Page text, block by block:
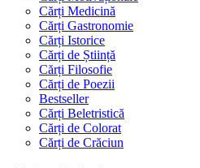
Cărți Medicină
Cărți Gastronomie
Cărți Istorice
Cărți de Știință
Cărți Filosofie
Cărți de Poezii
Bestseller
Cărți Beletristică
Cărți de Colorat
Cărți de Crăciun